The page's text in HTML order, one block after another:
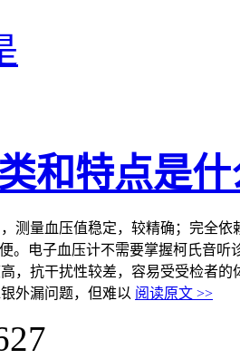
和特点是
测量血压值稳定，较精确；完全
。电子血压计不需要掌握柯氏音
，抗干扰性较差，容易受受检者
外漏问题，但难以 阅读原文 >>